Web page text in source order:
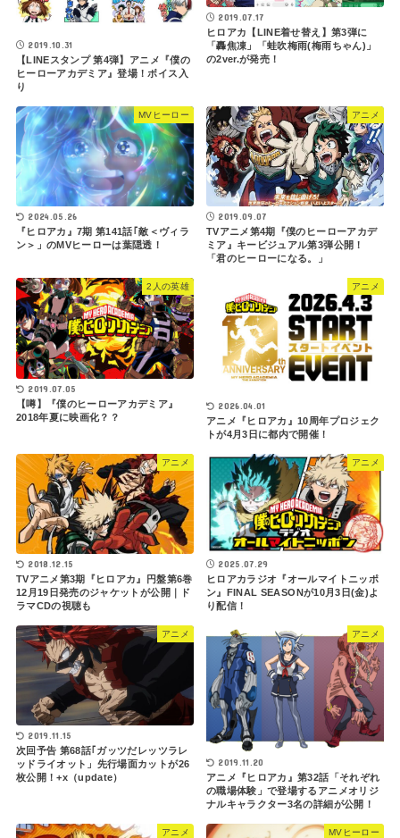
2019.10.31
【LINEスタンプ 第4弾】アニメ『僕の
ヒーローアカデミア』登場！ボイス入
り
2019.07.17
ヒロアカ【LINE着せ替え】第3弾に
「轟焦凍」「蛙吹梅雨(梅雨ちゃん)」
の2ver.が発売！
MVヒーロー
2024.05.26
『ヒロアカ』7期 第141話｢敵＜ヴィラ
ン＞」のMVヒーローは葉隠透！
アニメ
2019.09.07
TVアニメ第4期『僕のヒーローアカデ
ミア』キービジュアル第3弾公開！
「君のヒーローになる。」
2人の英雄
2019.07.05
【噂】『僕のヒーローアカデミア』
2018年夏に映画化？？
アニメ
2026.04.01
アニメ『ヒロアカ』10周年プロジェク
トが4月3日に都内で開催！
アニメ
2018.12.15
TVアニメ第3期『ヒロアカ』円盤第6巻
12月19日発売のジャケットが公開｜ド
ラマCDの視聴も
アニメ
2025.07.29
ヒロアカラジオ『オールマイトニッポ
ン』FINAL SEASONが10月3日(金)よ
り配信！
アニメ
2019.11.15
次回予告 第68話｢ガッツだレッツラレ
ッドライオット」先行場面カットが26
枚公開！+x（update）
アニメ
2019.11.20
アニメ『ヒロアカ』第32話「それぞれ
の職場体験」で登場するアニメオリジ
ナルキャラクター3名の詳細が公開！
アニメ MVヒーロー